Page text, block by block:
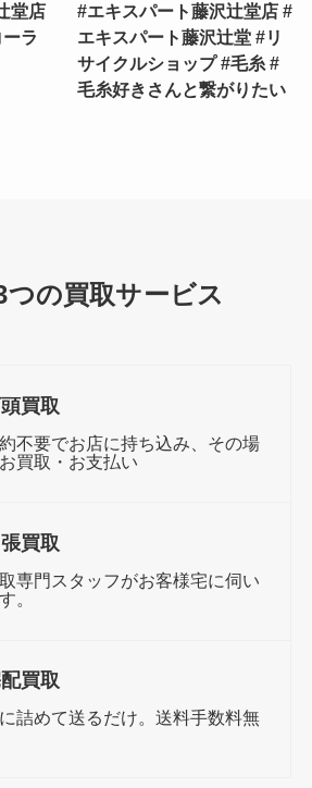
堂店
ラ
#エキスパート藤沢辻堂店 #
エキスパート藤沢辻堂 #リ
サイクルショップ #毛糸 #
毛糸好きさんと繋がりたい
つの買取サービス
買取
不要でお店に持ち込み、その場
買取・お支払い
買取
専門スタッフがお客様宅に伺い
。
買取
詰めて送るだけ。送料手数料無